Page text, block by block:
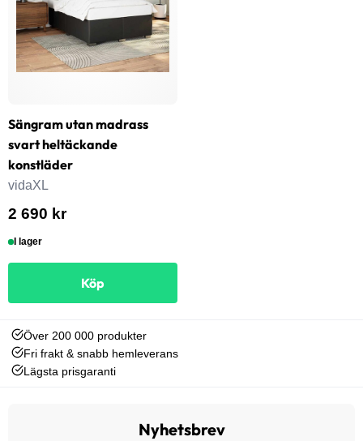
Sängram utan madrass
svart heltäckande
konstläder
vidaXL
2 690 kr
I lager
Köp
Över 200 000 produkter
Fri frakt & snabb hemleverans
Lägsta prisgaranti
Nyhetsbrev